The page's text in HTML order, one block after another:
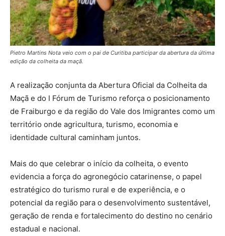
Pietro Martins Nota veio com o pai de Curitiba participar da abertura da última
edição da colheita da maçã.
A realização conjunta da Abertura Oficial da Colheita da
Maçã e do I Fórum de Turismo reforça o posicionamento
de Fraiburgo e da região do Vale dos Imigrantes como um
território onde agricultura, turismo, economia e
identidade cultural caminham juntos.
Mais do que celebrar o início da colheita, o evento
evidencia a força do agronegócio catarinense, o papel
estratégico do turismo rural e de experiência, e o
potencial da região para o desenvolvimento sustentável,
geração de renda e fortalecimento do destino no cenário
estadual e nacional.